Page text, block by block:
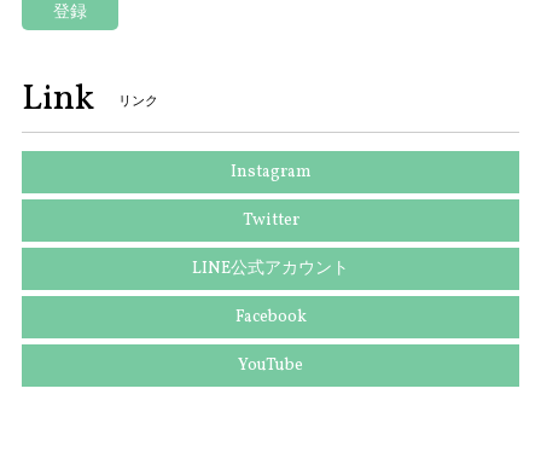
登録
Link リンク
Instagram
Twitter
LINE公式アカウント
Facebook
YouTube